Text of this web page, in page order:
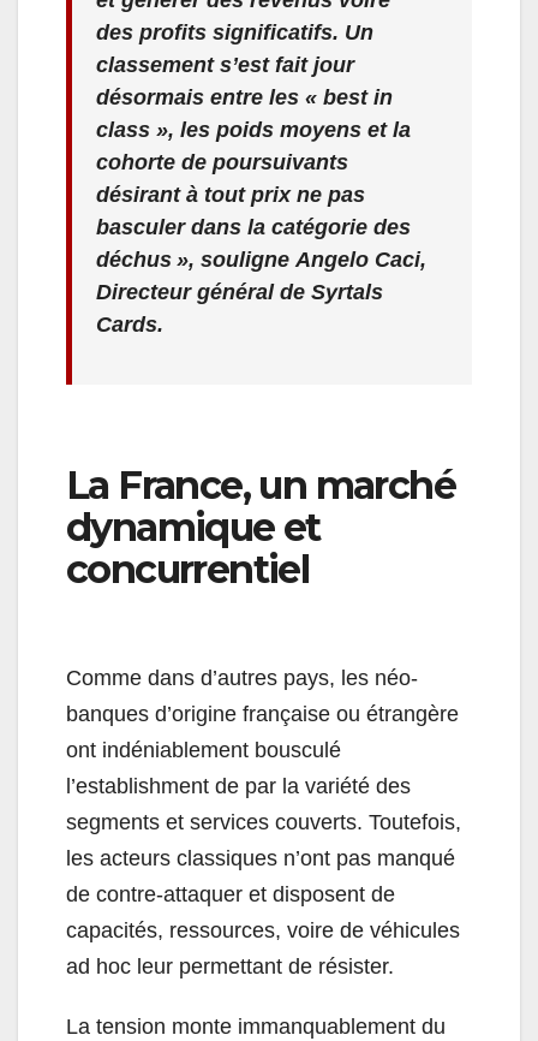
des profits significatifs. Un
classement s’est fait jour
désormais entre les « best in
class », les poids moyens et la
cohorte de poursuivants
désirant à tout prix ne pas
basculer dans la catégorie des
déchus », souligne Angelo Caci,
Directeur général de Syrtals
Cards.
La France, un marché
dynamique et
concurrentiel
Comme dans d’autres pays, les néo-
banques d’origine française ou étrangère
ont indéniablement bousculé
l’establishment de par la variété des
segments et services couverts. Toutefois,
les acteurs classiques n’ont pas manqué
de contre-attaquer et disposent de
capacités, ressources, voire de véhicules
ad hoc leur permettant de résister.
La tension monte immanquablement du